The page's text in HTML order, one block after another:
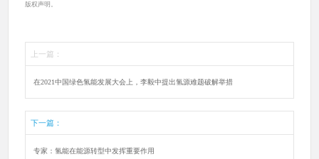
版权声明。
上一篇：
在2021中国绿色氢能发展大会上，李毅中提出氢源难题破解举措
下一篇：
专家：氢能在能源转型中发挥重要作用